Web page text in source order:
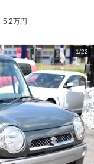
5.2万円
1/22